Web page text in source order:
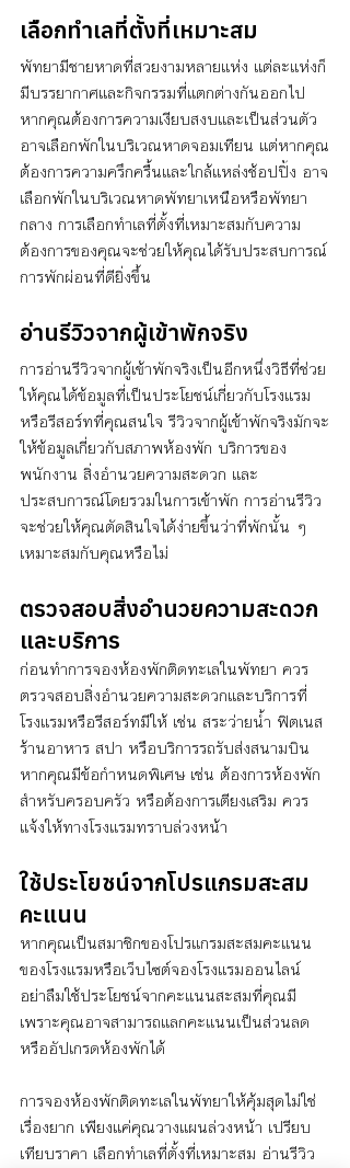
เลือกทำเลที่ตั้งที่เหมาะสม
พัทยามีชายหาดที่สวยงามหลายแห่ง แต่ละแห่งก็
มีบรรยากาศและกิจกรรมที่แตกต่างกันออกไป
หากคุณต้องการความเงียบสงบและเป็นส่วนตัว
อาจเลือกพักในบริเวณหาดจอมเทียน แต่หากคุณ
ต้องการความครึกครื้นและใกล้แหล่งช้อปปิ้ง อาจ
เลือกพักในบริเวณหาดพัทยาเหนือหรือพัทยา
กลาง การเลือกทำเลที่ตั้งที่เหมาะสมกับความ
ต้องการของคุณจะช่วยให้คุณได้รับประสบการณ์
การพักผ่อนที่ดียิ่งขึ้น
อ่านรีวิวจากผู้เข้าพักจริง
การอ่านรีวิวจากผู้เข้าพักจริงเป็นอีกหนึ่งวิธีที่ช่วย
ให้คุณได้ข้อมูลที่เป็นประโยชน์เกี่ยวกับโรงแรม
หรือรีสอร์ทที่คุณสนใจ รีวิวจากผู้เข้าพักจริงมักจะ
ให้ข้อมูลเกี่ยวกับสภาพห้องพัก บริการของ
พนักงาน สิ่งอำนวยความสะดวก และ
ประสบการณ์โดยรวมในการเข้าพัก การอ่านรีวิว
จะช่วยให้คุณตัดสินใจได้ง่ายขึ้นว่าที่พักนั้น ๆ
เหมาะสมกับคุณหรือไม่
ตรวจสอบสิ่งอำนวยความสะดวก
และบริการ
ก่อนทำการจองห้องพักติดทะเลในพัทยา ควร
ตรวจสอบสิ่งอำนวยความสะดวกและบริการที่
โรงแรมหรือรีสอร์ทมีให้ เช่น สระว่ายน้ำ ฟิตเนส
ร้านอาหาร สปา หรือบริการรถรับส่งสนามบิน
หากคุณมีข้อกำหนดพิเศษ เช่น ต้องการห้องพัก
สำหรับครอบครัว หรือต้องการเตียงเสริม ควร
แจ้งให้ทางโรงแรมทราบล่วงหน้า
ใช้ประโยชน์จากโปรแกรมสะสม
คะแนน
หากคุณเป็นสมาชิกของโปรแกรมสะสมคะแนน
ของโรงแรมหรือเว็บไซต์จองโรงแรมออนไลน์
อย่าลืมใช้ประโยชน์จากคะแนนสะสมที่คุณมี
เพราะคุณอาจสามารถแลกคะแนนเป็นส่วนลด
หรืออัปเกรดห้องพักได้
การจองห้องพักติดทะเลในพัทยาให้คุ้มสุดไม่ใช่
เรื่องยาก เพียงแค่คุณวางแผนล่วงหน้า เปรียบ
เทียบราคา เลือกทำเลที่ตั้งที่เหมาะสม อ่านรีวิว